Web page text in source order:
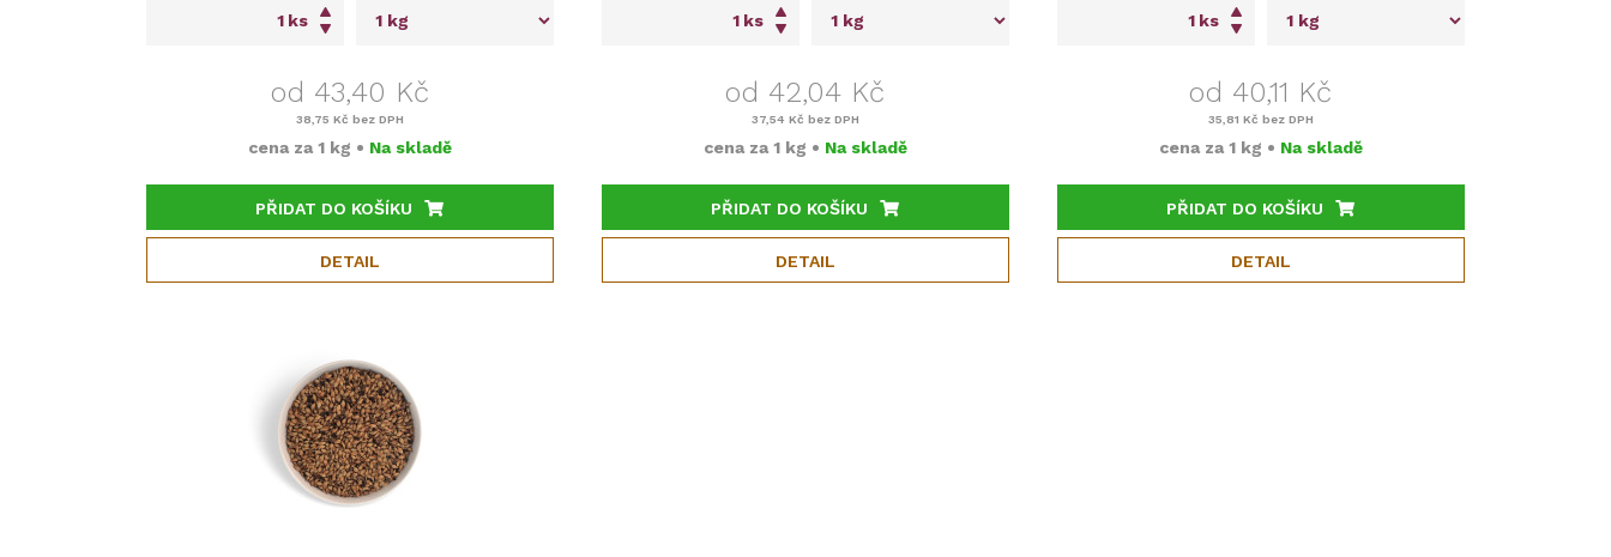
ks
od 43,40 Kč
38,75 Kč bez DPH
cena za 1 kg • Na skladě
PŘIDAT DO KOŠÍKU
DETAIL
ks
od 42,04 Kč
37,54 Kč bez DPH
cena za 1 kg • Na skladě
PŘIDAT DO KOŠÍKU
DETAIL
ks
od 40,11 Kč
35,81 Kč bez DPH
cena za 1 kg • Na skladě
PŘIDAT DO KOŠÍKU
DETAIL